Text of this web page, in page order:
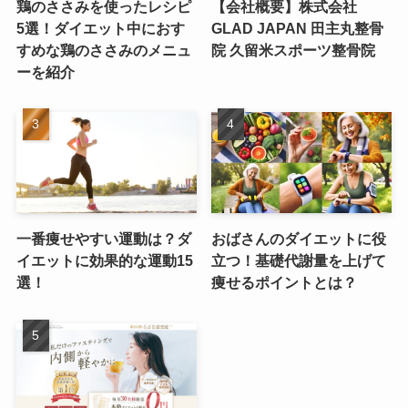
鶏のささみを使ったレシピ
5選！ダイエット中におす
すめな鶏のささみのメニュ
ーを紹介
【会社概要】株式会社
GLAD JAPAN 田主丸整骨
院 久留米スポーツ整骨院
一番痩せやすい運動は？ダ
イエットに効果的な運動15
選！
おばさんのダイエットに役
立つ！基礎代謝量を上げて
痩せるポイントとは？